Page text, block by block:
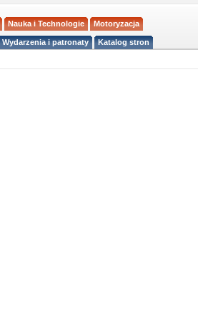
Nauka i Technologie Motoryzacja
Wydarzenia i patronaty Katalog stron